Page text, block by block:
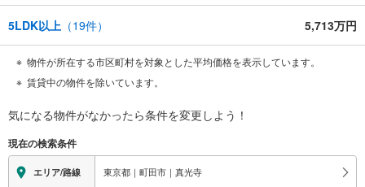
5LDK以上 （19件） 5,713万円
物件が所在する市区町村を対象とした平均価格を表示しています。
賃貸中の物件を除いています。
気になる物件がなかったら条件を変更しよう！
現在の検索条件
エリア/路線 東京都｜町田市｜真光寺